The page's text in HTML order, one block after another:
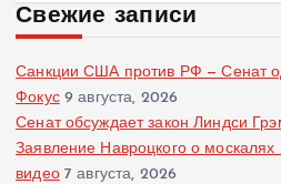
Свежие записи
Санкции США против РФ — Сенат
Фокус 9 августа, 2026
Сенат обсуждает закон Линдси
Заявление Навроцкого о
видео 7 августа, 2026